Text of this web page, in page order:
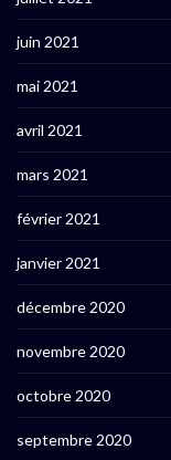
juin 2021
mai 2021
avril 2021
mars 2021
février 2021
janvier 2021
décembre 2020
novembre 2020
octobre 2020
septembre 2020